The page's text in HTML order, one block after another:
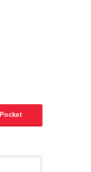
Pocket